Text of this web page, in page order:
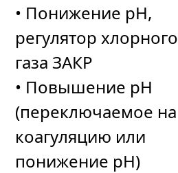
• Понижение рН,
регулятор хлорного
газа ЗАКР
• Повышение pH
(переключаемое на
коагуляцию или
понижение рН)